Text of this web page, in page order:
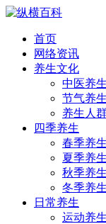
首页
网络资讯
养生文化
中医养生
节气养生
养生人
四季养生
春季养生
夏季养生
秋季养生
冬季养生
日常养生
运动养生